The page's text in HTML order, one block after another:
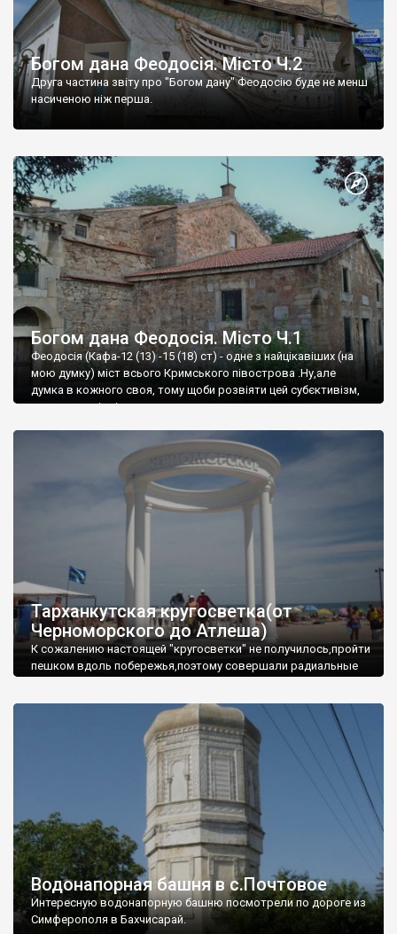
Богом дана Феодосія. Місто Ч.2
Друга частина звіту про "Богом дану" Феодосію буде не менш
насиченою ніж перша.
Богом дана Феодосія. Місто Ч.1
Феодосія (Кафа-12 (13) -15 (18) ст) - одне з найцікавіших (на
мою думку) міст всього Кримського півострова .Ну,але
думка в кожного своя, тому щоби розвіяти цей субєктивізм,
запрошую відвідати це
Тарханкутская кругосветка(от
Черноморского до Атлеша)
К сожалению настоящей "кругосветки" не получилось,пройти
пешком вдоль побережья,поэтому совершали радиальные
Водонапорная башня в с.Почтовое
Интересную водонапорную башню посмотрели по дороге из
Симферополя в Бахчисарай.